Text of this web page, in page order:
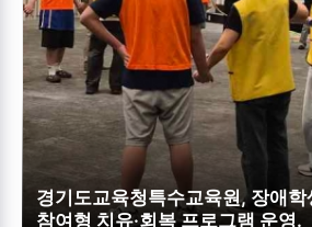
경기도교육청특수교육원, 장애학생 가족 대상
참여형 치유·회복 프로그램 운영.